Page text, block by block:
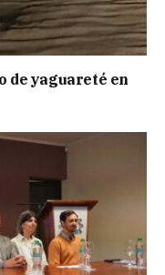
de yaguareté en